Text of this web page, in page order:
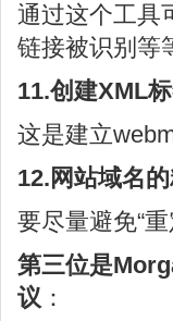
通过这个工具
链接被识别等
11.创建XML
这是建立
12.网站域名
要尽量避免“
第三位是
议 ：